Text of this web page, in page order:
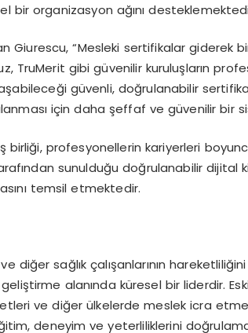
bir organizasyon ağını
Giurescu, “Mesleki sertifikalar giderek
TruMerit gibi güvenilir kuruluşların
şabileceği güvenli, doğrulanabilir
ı için daha şeffaf ve güvenilir bir
ş birliği, profesyonellerin kariyerleri
ından sunulduğu doğrulanabilir dijital
asını temsil etmektedir.
diğer sağlıkçalışanlarının hareketliliğ
geliştirme alanında küresel bir liderdir.
ve diğerülkelerde meslek icra
itim, deneyim ve yeterliliklerini doğ